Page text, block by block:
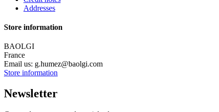
Addresses
Store information
BAOLGI
France
Email us: g.humez@baolgi.com
Store information
Newsletter